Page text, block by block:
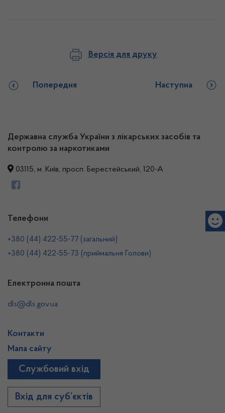
Версія для друку
Попередня Наступна
Державна служба України з лікарських засобів та
контролю за наркотиками
03115, м. Київ, просп. Берестейський, 120-А
Телефони
+380 (44) 422-55-77 (загальний)
+380 (44) 422-55-73 (приймальня Голови)
Електронна пошта
dls@dls.gov.ua
Контакти
Мапа сайту
Службовий вхід
Вхід для суб’єктів